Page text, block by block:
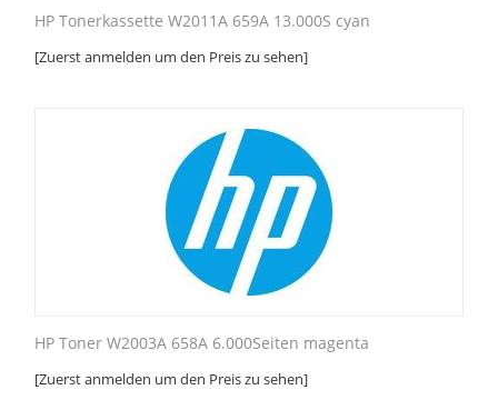
HP Tonerkassette W2011A 659A 13.000S cyan
[Zuerst anmelden um den Preis zu sehen]
HP Toner W2003A 658A 6.000Seiten magenta
[Zuerst anmelden um den Preis zu sehen]